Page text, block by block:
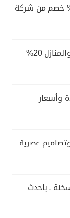
الصناعي للمطابخ والديكورات – 20% خصم من شركة
تركيب حجر أرضيات عشوائي لحدائق الفلل والمنازل 20%
وأسعار
عصرية
ـ باحدث